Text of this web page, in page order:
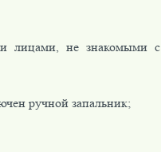
и лицами, не знакомыми с
ручной запальник;